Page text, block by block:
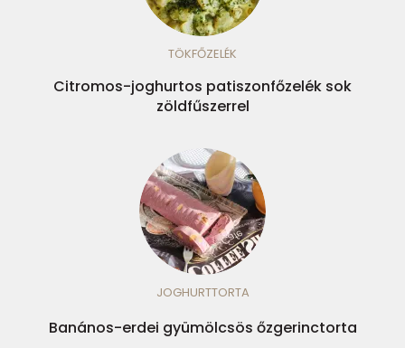
TÖKFŐZELÉK
Citromos-joghurtos patiszonfőzelék sok
zöldfűszerrel
JOGHURTTORTA
Banános-erdei gyümölcsös őzgerinctorta